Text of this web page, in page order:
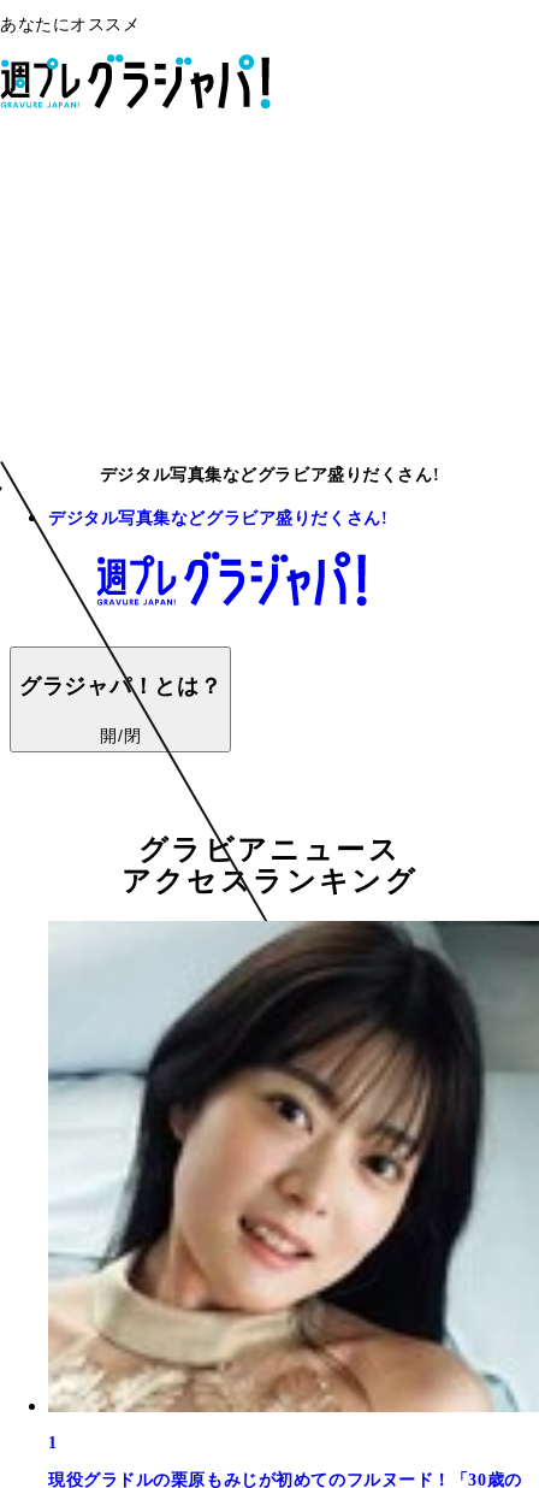
あなたにオススメ
デジタル写真集などグラビア盛りだくさん!
デジタル写真集などグラビア盛りだくさん!
グラジャパ！とは？
開/閉
グラビアニュース
アクセスランキング
1
現役グラドルの栗原もみじが初めてのフルヌード！「30歳の